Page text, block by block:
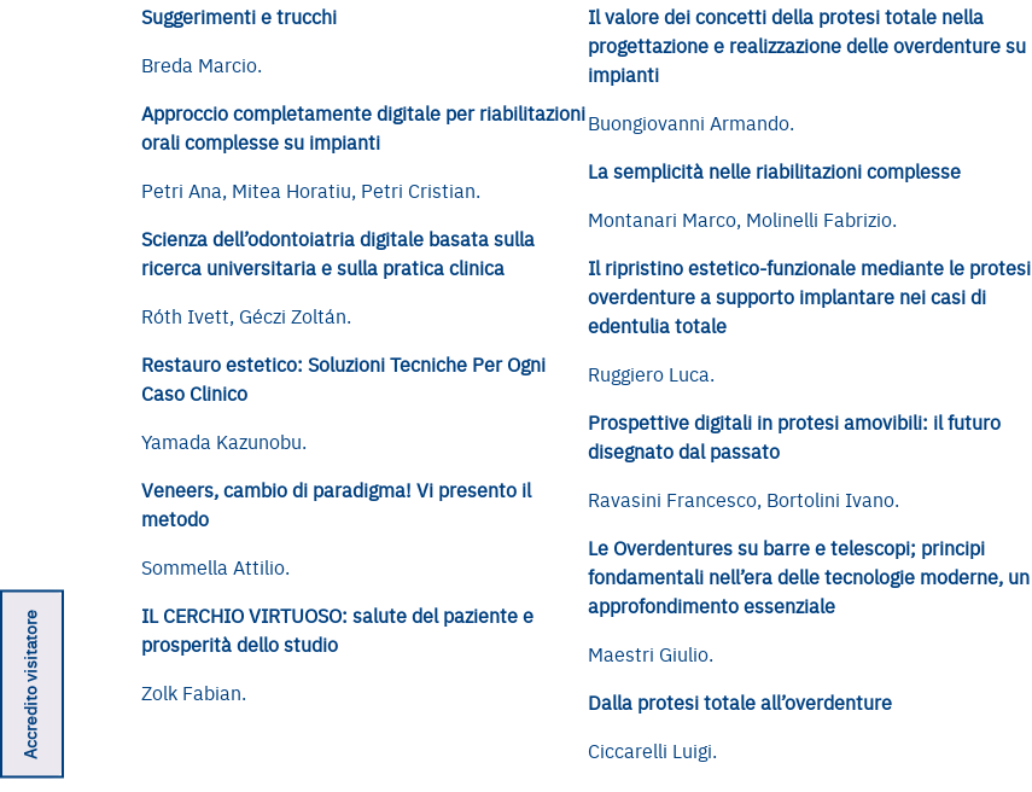
Accredito visitatore
Suggerimenti e trucchi
Breda Marcio.
Approccio completamente digitale per riabilitazioni
orali complesse su impianti
Petri Ana, Mitea Horatiu, Petri Cristian.
Scienza dell’odontoiatria digitale basata sulla
ricerca universitaria e sulla pratica clinica
Róth Ivett, Géczi Zoltán.
Restauro estetico: Soluzioni Tecniche Per Ogni
Caso Clinico
Yamada Kazunobu.
Veneers, cambio di paradigma! Vi presento il
metodo
Sommella Attilio.
IL CERCHIO VIRTUOSO: salute del paziente e
prosperità dello studio
Zolk Fabian.
Il valore dei concetti della protesi totale nella
progettazione e realizzazione delle overdenture su
impianti
Buongiovanni Armando.
La semplicità nelle riabilitazioni complesse
Montanari Marco, Molinelli Fabrizio.
Il ripristino estetico-funzionale mediante le protesi
overdenture a supporto implantare nei casi di
edentulia totale
Ruggiero Luca.
Prospettive digitali in protesi amovibili: il futuro
disegnato dal passato
Ravasini Francesco, Bortolini Ivano.
Le Overdentures su barre e telescopi; principi
fondamentali nell’era delle tecnologie moderne, un
approfondimento essenziale
Maestri Giulio.
Dalla protesi totale all’overdenture
Ciccarelli Luigi.